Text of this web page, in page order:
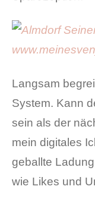
Langsam
System. Kann
sein als der
mein digitales
geballte
wie Likes und